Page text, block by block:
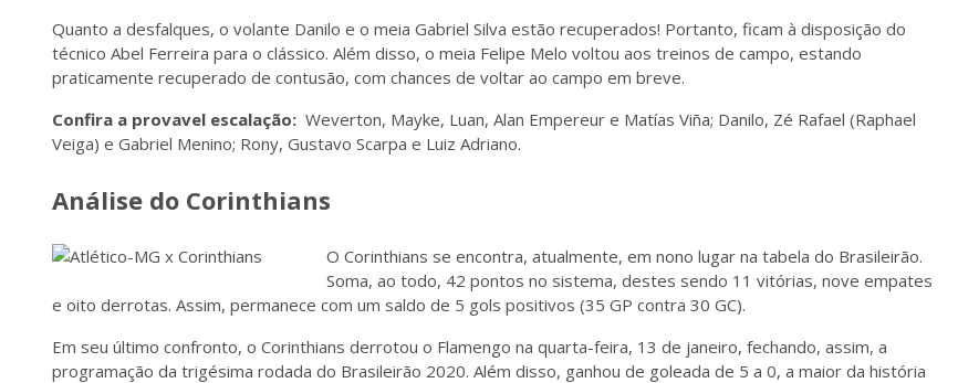
Quanto a desfalques, o volante Danilo e o meia Gabriel Silva estão recuperados! Portanto, ficam à disposição do
técnico Abel Ferreira para o clássico. Além disso, o meia Felipe Melo voltou aos treinos de campo, estando
praticamente recuperado de contusão, com chances de voltar ao campo em breve.
Confira a provavel escalação: Weverton, Mayke, Luan, Alan Empereur e Matías Viña; Danilo, Zé Rafael (Raphael
Veiga) e Gabriel Menino; Rony, Gustavo Scarpa e Luiz Adriano.
Análise do Corinthians
O Corinthians se encontra, atualmente, em nono lugar na tabela do Brasileirão.
Soma, ao todo, 42 pontos no sistema, destes sendo 11 vitórias, nove empates
e oito derrotas. Assim, permanece com um saldo de 5 gols positivos (35 GP contra 30 GC).
Em seu último confronto, o Corinthians derrotou o Flamengo na quarta-feira, 13 de janeiro, fechando, assim, a
programação da trigésima rodada do Brasileirão 2020. Além disso, ganhou de goleada de 5 a 0, a maior da história